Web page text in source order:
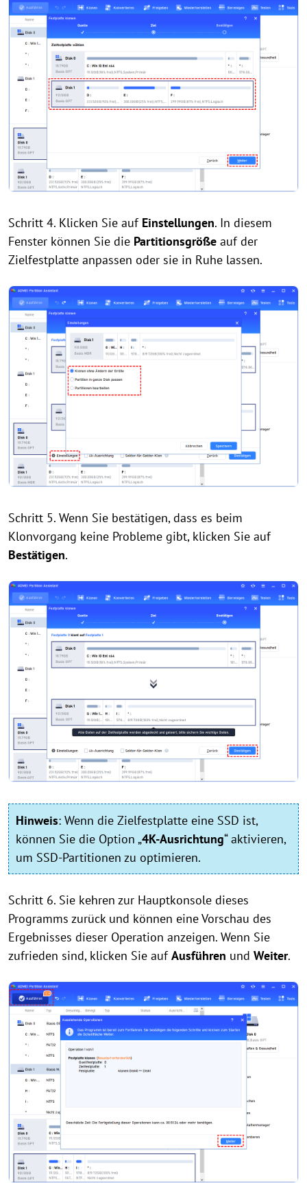
Schritt 4. Klicken Sie auf Einstellungen. In diesem
Fenster können Sie die Partitionsgröße auf der
Zielfestplatte anpassen oder sie in Ruhe lassen.
Schritt 5. Wenn Sie bestätigen, dass es beim
Klonvorgang keine Probleme gibt, klicken Sie auf
Bestätigen.
Hinweis: Wenn die Zielfestplatte eine SSD ist,
können Sie die Option „4K-Ausrichtung“ aktivieren,
um SSD-Partitionen zu optimieren.
Schritt 6. Sie kehren zur Hauptkonsole dieses
Programms zurück und können eine Vorschau des
Ergebnisses dieser Operation anzeigen. Wenn Sie
zufrieden sind, klicken Sie aufAusführen und Weiter.